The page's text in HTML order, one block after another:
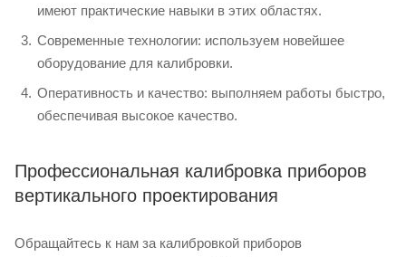
имеют практические навыки в этих областях.
Современные технологии: используем новейшее
оборудование для калибровки.
Оперативность и качество: выполняем работы быстро,
обеспечивая высокое качество.
Профессиональная калибровка приборов
вертикального проектирования
Обращайтесь к нам за калибровкой приборов